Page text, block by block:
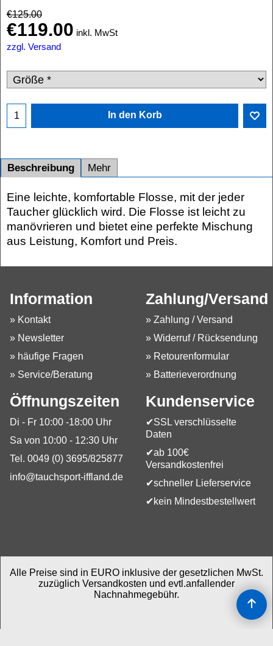
€125.00
€119.00 inkl. MwSt
zzgl. Versand
In den Korb
Beschreibung Mehr
Eine leichte, komfortable Flosse, mit der jeder
Taucher glücklich wird. Die Flosse ist leicht zu
manövrieren und bietet eine perfekte Mischung
aus Leistung, Komfort und Preis.
Information
» Kontakt
» Newsletter
» häufige Fragen
» Service/Beratung
Zahlung/Versand
» Zahlung / Versand
» Widerruf / Rücksendung
» Retourenformular
» Batterieverordnung
Öffnungszeiten
Di - Fr 10:00 -18:00 Uhr
Sa von 10:00 - 12:30 Uhr
Tel. 0049 (0) 3695/825877
info@tauchsport-iffland.de
Kundenservice
✔SSL verschlüsselte
Daten
✔ab 100€
Versandkostenfrei
✔schneller Lieferservice
✔kein Mindestbestellwert
Alle Preise sind in EURO inklusive der gesetzlichen MwSt.
zuzüglich Versandkosten und evtl.anfallender
Nachnahmegebühr.